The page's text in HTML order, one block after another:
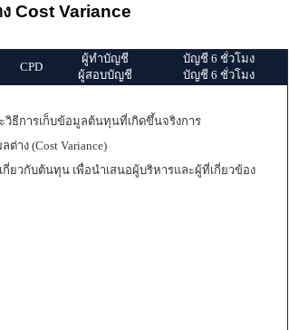
ง Cost Variance
CPD
ผู้ทำบัญชี
บัญชี 6 ชั่วโมง
ผู้สอบบัญชี
บัญชี 6 ชั่วโมง
ธีการเก็บข้อมูลต้นทุนที่เกิดขึ้นจริงการ
าง (Cost Variance)
วกับต้นทุน เพื่อนำเสนอผู้บริหารและผู้ที่เกี่ยวข้อง